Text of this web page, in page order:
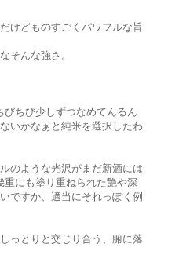
けどものすごくパワフルな旨
そんな強さ。
ちび少しずつなめてんるん
いかなぁと純米を選択したわ
のような光沢がまだ新酒には
にも塗り重ねられた艶や深
ですか、適当にそれっぽく例
っとりと交じり合う、腑に落